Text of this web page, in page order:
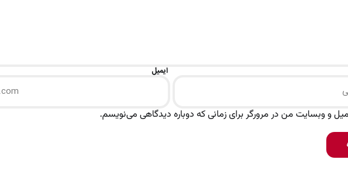
ایمیل
و وبسایت من در مرورگر برای زمانی که دوباره دیدگاهی می‌نویسم.